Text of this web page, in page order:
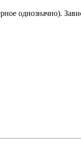
однозначно).